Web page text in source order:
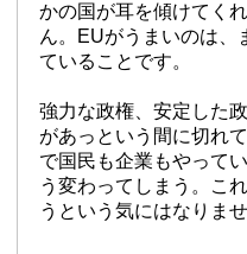
かの国が耳を傾けてく
ん。EUがうまいのは、
ていることです。
強力な政権、安定した
があっという間に切れ
で国民も企業もやって
う変わってしまう。こ
うという気にはなりま